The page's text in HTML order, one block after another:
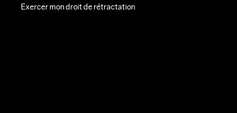
Exercer mon droit de rétractation